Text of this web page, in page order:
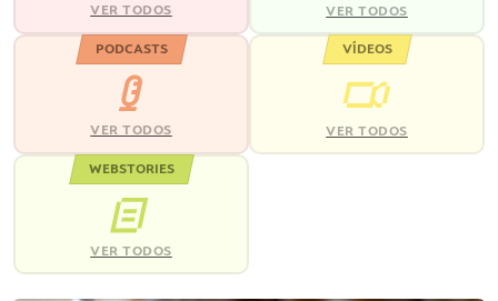
VER TODOS VER TODOS
PODCASTS
VER TODOS
VÍDEOS
VER TODOS
WEBSTORIES
VER TODOS